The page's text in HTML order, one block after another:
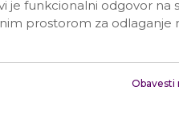
je funkcionalni odgovor na
prostorom za odlaganje
Obavesti